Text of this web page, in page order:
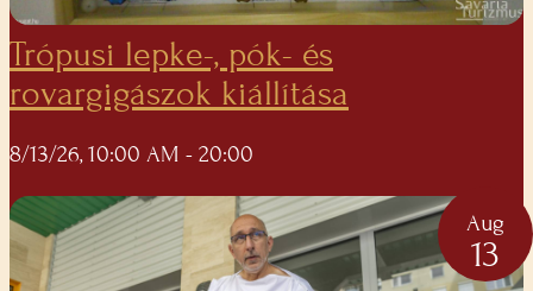
Trópusi lepke-, pók- és
rovargigászok kiállítása
8/13/26, 10:00 AM - 20:00
Aug
13